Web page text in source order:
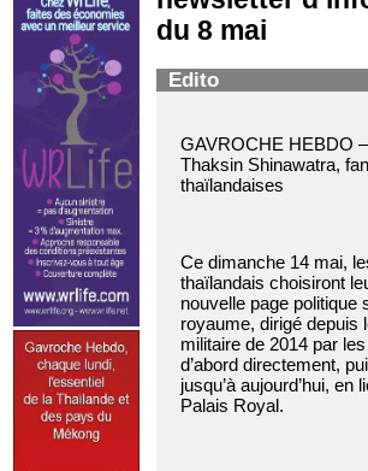
du 8 mai
Edito
GAVROCHE HEBDO
Thaksin Shinawatra,
thaïlandaises
Ce dimanche 14 mai,
thaïlandais choisiront
nouvelle page politique
royaume, dirigé depuis
militaire de 2014 par
d’abord directement,
jusqu’à aujourd’hui, en
Palais Royal.